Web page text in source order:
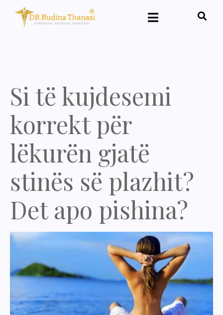
Si të kujdesemi
korrekt për
lëkurën gjatë
stinës së plazhit?
Det apo pishina?